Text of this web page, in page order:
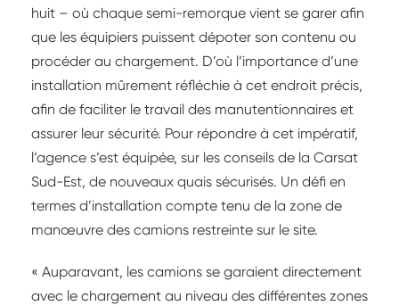
huit – où chaque semi-remorque vient se garer afin
que les équipiers puissent dépoter son contenu ou
procéder au chargement. D’où l’importance d’une
installation mûrement réfléchie à cet endroit précis,
afin de faciliter le travail des manutentionnaires et
assurer leur sécurité. Pour répondre à cet impératif,
l’agence s’est équipée, sur les conseils de la Carsat
Sud-Est, de nouveaux quais sécurisés. Un défi en
termes d’installation compte tenu de la zone de
manœuvre des camions restreinte sur le site.
« Auparavant, les camions se garaient directement
avec le chargement au niveau des différentes zones